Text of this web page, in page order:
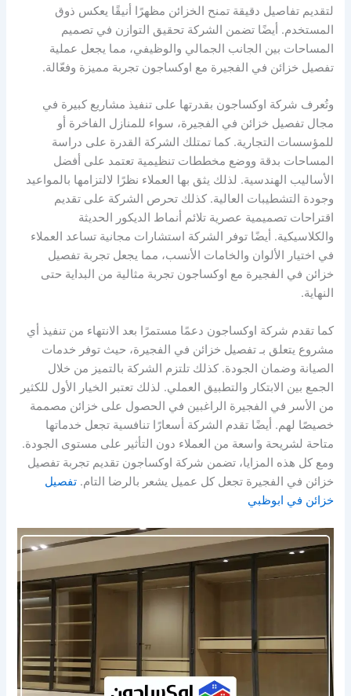
لتقديم تفاصيل دقيقة تمنح الخزائن مظهرًا أنيقًا يعكس ذوق
المستخدم. أيضًا تضمن الشركة تحقيق التوازن في تصميم
المساحات بين الجانب الجمالي والوظيفي، مما يجعل عملية
تفصيل خزائن في الفجيرة مع اوكساجون تجربة مميزة وفعّالة.
وتُعرف شركة اوكساجون بقدرتها على تنفيذ مشاريع كبيرة في
مجال تفصيل خزائن في الفجيرة، سواء للمنازل الفاخرة أو
للمؤسسات التجارية. كما تمتلك الشركة القدرة على دراسة
المساحات بدقة ووضع مخططات تنظيمية تعتمد على أفضل
الأساليب الهندسية. لذلك يثق بها العملاء نظرًا لالتزامها بالمواعيد
وجودة التشطيبات العالية. كذلك تحرص الشركة على تقديم
اقتراحات تصميمية عصرية تلائم أنماط الديكور الحديثة
والكلاسيكية. أيضًا توفر الشركة استشارات مجانية تساعد العملاء
في اختيار الألوان والخامات الأنسب، مما يجعل تجربة تفصيل
خزائن في الفجيرة مع اوكساجون تجربة مثالية من البداية حتى
النهاية.
كما تقدم شركة اوكساجون دعمًا مستمرًا بعد الانتهاء من تنفيذ أي
مشروع يتعلق بـ تفصيل خزائن في الفجيرة، حيث توفر خدمات
الصيانة وضمان الجودة. كذلك تلتزم الشركة بالتميز من خلال
الجمع بين الابتكار والتطبيق العملي. لذلك تعتبر الخيار الأول للكثير
من الأسر في الفجيرة الراغبين في الحصول على خزائن مصممة
خصيصًا لهم. أيضًا تقدم الشركة أسعارًا تنافسية تجعل خدماتها
متاحة لشريحة واسعة من العملاء دون التأثير على مستوى الجودة.
ومع كل هذه المزايا، تضمن شركة اوكساجون تقديم تجربة تفصيل
خزائن في الفجيرة تجعل كل عميل يشعر بالرضا التام.تفصيل
خزائن في ابوظبي